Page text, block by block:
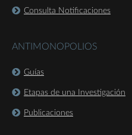
Consulta Notificaciones
ANTIMONOPOLIOS
Guías
Etapas de una Investigación
Publicaciones